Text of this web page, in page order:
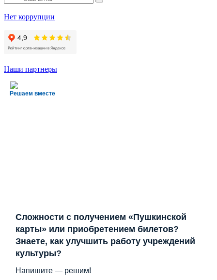
Нет коррупции
Наши партнеры
Решаем вместе
Сложности с получением «Пушкинской
карты» или приобретением билетов?
Знаете, как улучшить работу учреждений
культуры?
Напишите — решим!